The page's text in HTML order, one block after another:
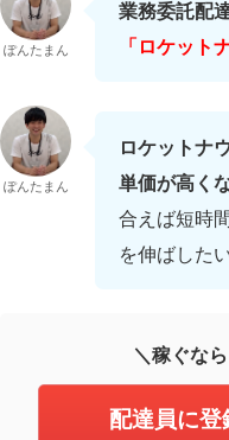
ぽんたまん
業務委託配
「ロケット
ぽんたまん
ロケットナ
単価が高く
合えば短時
を伸ばした
＼稼ぐな
配達員に登